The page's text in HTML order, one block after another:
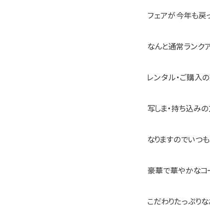
フェアが今年も戻っ
なんと通常ランク
レンタル・ご購入の
写しま・持ち込み
なりますのでいつも
豪華で華やかなコ
こだわりたっぷり